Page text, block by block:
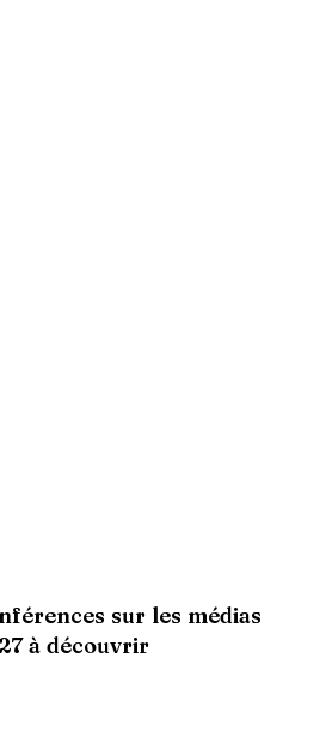
sur les médias
à découvrir